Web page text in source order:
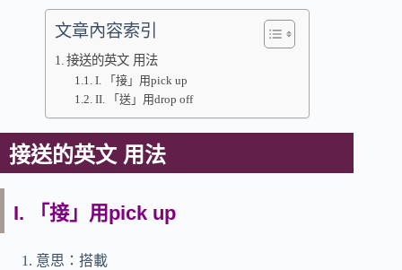
文章內容索引
接送的英文 用法
I. 「接」用pick up
II. 「送」用drop off
接送的英文 用法
I. 「接」用pick up
意思：搭載